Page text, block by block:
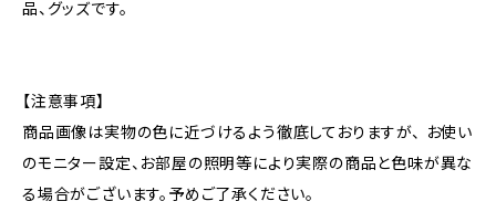
品、グッズです。
【注意事項】
商品画像は実物の色に近づけるよう徹底しておりますが、 お使い
のモニター設定、お部屋の照明等により実際の商品と色味が異な
る場合がございます。予めご了承ください。